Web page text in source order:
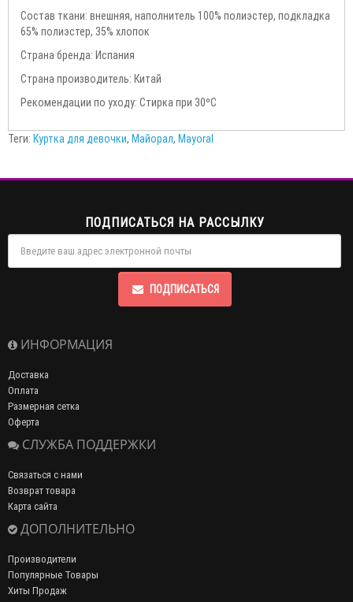
Состав ткани: внешняя, наполнитель 100% полиэстер, подкладка
65% полиэстер, 35% хлопок
Страна бренда: Испания
Страна производитель: Китай
Рекомендации по уходу: Стирка при 30ºС
Теги: Куртка для девочки, Майорал, Mayoral
ПОДПИСАТЬСЯ НА РАССЫЛКУ
ПОДПИСАТЬСЯ
ИНФОРМАЦИЯ
Доставка
Оплата
Размерная сетка
Оферта
СЛУЖБА ПОДДЕРЖКИ
Связаться с нами
Возврат товара
Карта сайта
ДОПОЛНИТЕЛЬНО
Производители
Популярные Товары
Хиты Продаж